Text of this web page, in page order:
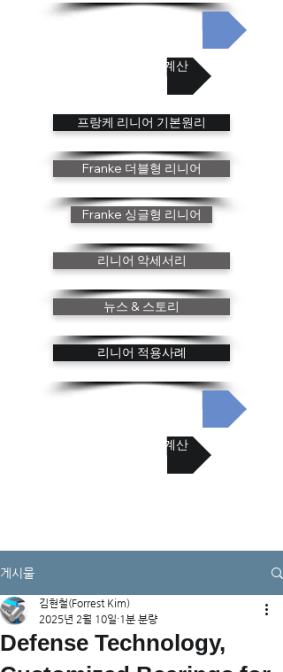
베어링 수명 계산
프랑케 리니어 기본원리
Franke 더블형 리니어
Franke 싱글형 리니어
리니어 악세서리
뉴스 & 스토리
리니어 적용사례
리니어 수명 계산
게시물
Defense Technology,
김현철(Forrest Kim)
2025년 2월 10일 1분 분량